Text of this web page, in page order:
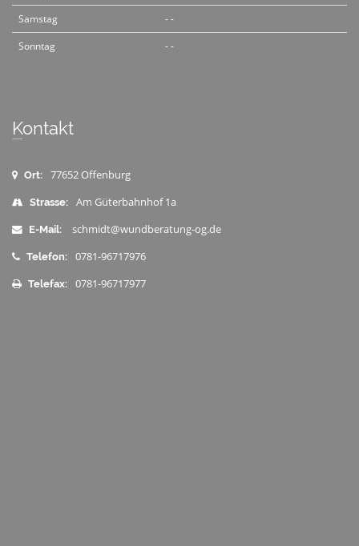
Samstag
- -
Sonntag
- -
Kontakt
Ort: 77652 Offenburg
Strasse: Am Güterbahnhof 1a
E-Mail: schmidt@wundberatung-og.de
Telefon: 0781-96717976
Telefax: 0781-96717977